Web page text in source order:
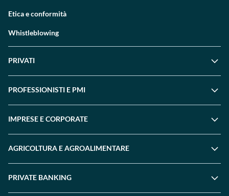
Etica e conformità
Whistleblowing
PRIVATI
PROFESSIONISTI E PMI
IMPRESE E CORPORATE
AGRICOLTURA E AGROALIMENTARE
PRIVATE BANKING